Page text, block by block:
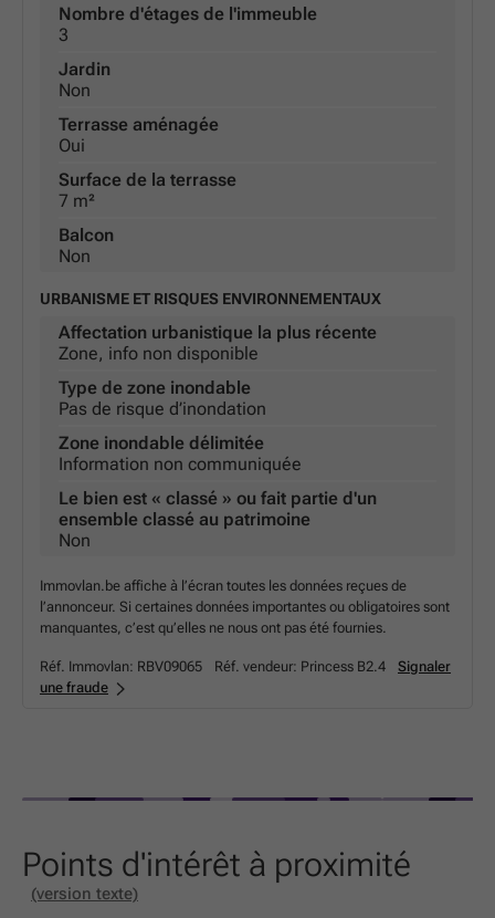
Nombre d'étages de l'immeuble
3
Jardin
Non
Terrasse aménagée
Oui
Surface de la terrasse
7 m²
Balcon
Non
URBANISME ET RISQUES ENVIRONNEMENTAUX
Affectation urbanistique la plus récente
Zone, info non disponible
Type de zone inondable
Pas de risque d’inondation
Zone inondable délimitée
Information non communiquée
Le bien est « classé » ou fait partie d'un
ensemble classé au patrimoine
Non
Immovlan.be affiche à l’écran toutes les données reçues de
l’annonceur. Si certaines données importantes ou obligatoires sont
manquantes, c’est qu’elles ne nous ont pas été fournies.
Réf. Immovlan: RBV09065 Réf. vendeur: Princess B2.4
Signaler
une fraude
Points d'intérêt à proximité
(version texte)